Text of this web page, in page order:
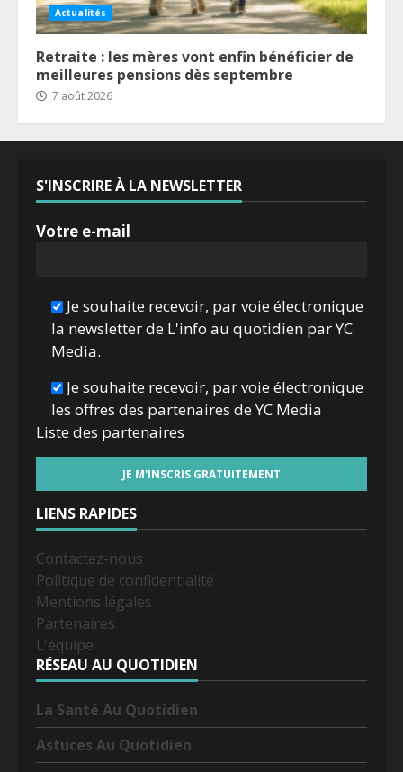
Actualités
Retraite : les mères vont enfin bénéficier de
meilleures pensions dès septembre
7 août 2026
S'INSCRIRE À LA NEWSLETTER
Votre e-mail
Je souhaite recevoir, par voie électronique
la newsletter de L'info au quotidien par YC
Media.
Je souhaite recevoir, par voie électronique
les offres des partenaires de YC Media
Liste des partenaires
LIENS RAPIDES
Contactez-nous
Politique de confidentialité
Mentions légales
Partenaires
L'équipe
RÉSEAU AU QUOTIDIEN
La Santé Au Quotidien
Astuces Au Quotidien